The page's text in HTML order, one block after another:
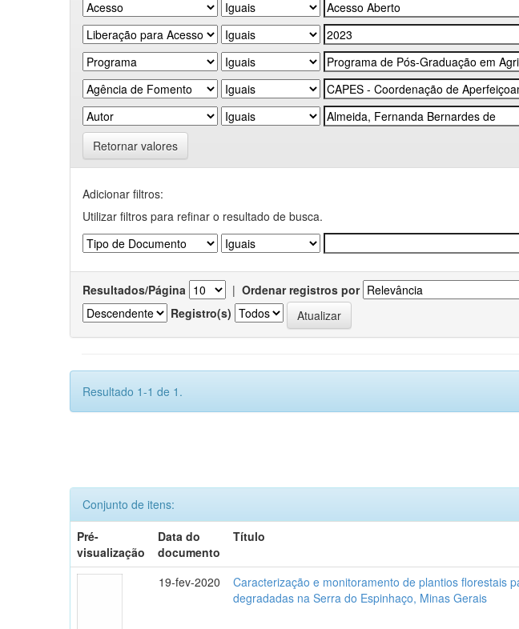
Retornar valores
Adicionar filtros:
Utilizar filtros para refinar o resultado de busca.
Resultados/Página | Ordenar registros por
Registro(s)
Resultado 1-1 de 1.
Conjunto de itens:
Pré-
visualização
Data do
documento
Título
19-fev-2020
Caracterização e monitoramento de plantios florestais
degradadas na Serra do Espinhaço, Minas Gerais